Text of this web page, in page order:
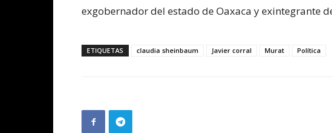
exgobernador del estado de Oaxaca y exintegrante
ETIQUETAS claudia sheinbaum Javier corral Murat Política